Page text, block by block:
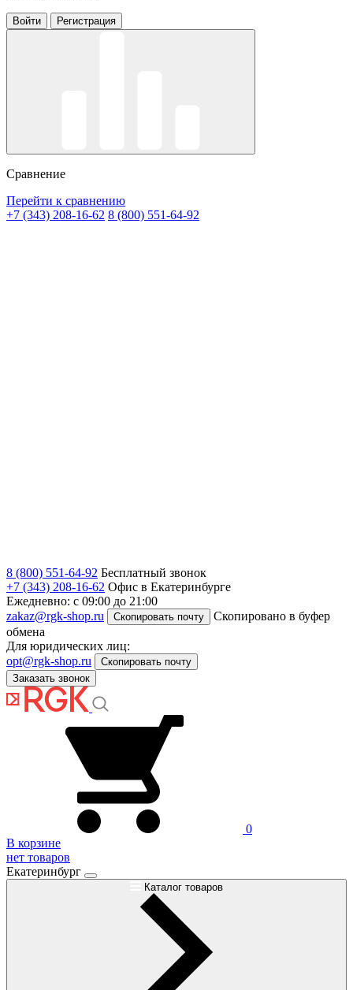
Войти Регистрация
Сравнение
Перейти к сравнению
+7 (343) 208-16-62 8 (800) 551-64-92
8 (800) 551-64-92 Бесплатный звонок
+7 (343) 208-16-62 Офис в Екатеринбурге
Ежедневно: с 09:00 до 21:00
zakaz@rgk-shop.ru
Скопировать почту
Скопировано в буфер
обмена
Для юридических лиц:
opt@rgk-shop.ru
Скопировать почту
Заказать звонок
0
В корзине
нет товаров
Екатеринбург
Каталог товаров